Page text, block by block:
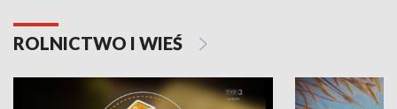
ROLNICTWO I WIEŚ